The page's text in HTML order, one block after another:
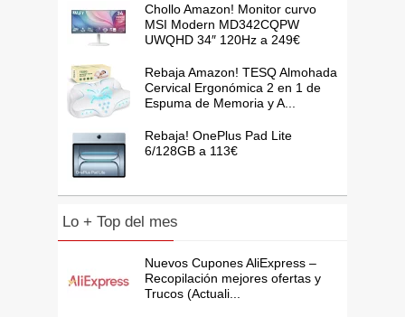
Chollo Amazon! Monitor curvo
MSI Modern MD342CQPW
UWQHD 34″ 120Hz a 249€
Rebaja Amazon! TESQ Almohada
Cervical Ergonómica 2 en 1 de
Espuma de Memoria y A...
Rebaja! OnePlus Pad Lite
6/128GB a 113€
Lo + Top del mes
Nuevos Cupones AliExpress –
Recopilación mejores ofertas y
Trucos (Actuali...